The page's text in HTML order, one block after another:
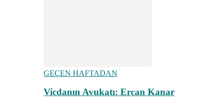
GEÇEN HAFTADAN
Vicdanın Avukatı: Ercan Kanar